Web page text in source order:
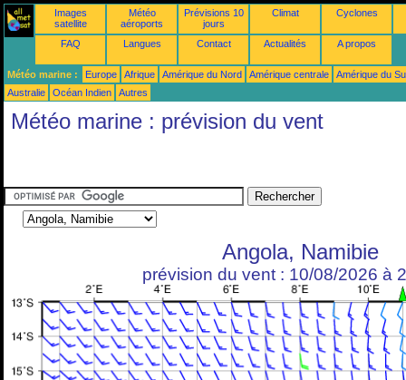
Images
satellite
Météo
aéroports
Prévisions 10
jours
Climat Cyclones
FAQ Langues Contact Actualités A propos
Météo marine : Europe Afrique Amérique du Nord Amérique centrale
Amérique du
Australie
Océan Indien Autres
Météo marine : prévision du vent
Angola, Namibie
prévision du vent : 10/08/2026 à